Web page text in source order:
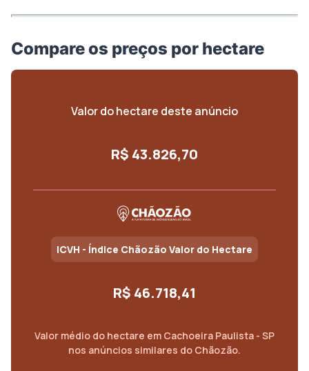
Compare os preços por hectare
Valor do hectare deste anúncio
R$ 43.826,70
ICVH - Índice Chãozão Valor do Hectare
R$ 46.718,41
Valor médio do hectare em Cachoeira Paulista - SP
nos anúncios similares do Chãozão.